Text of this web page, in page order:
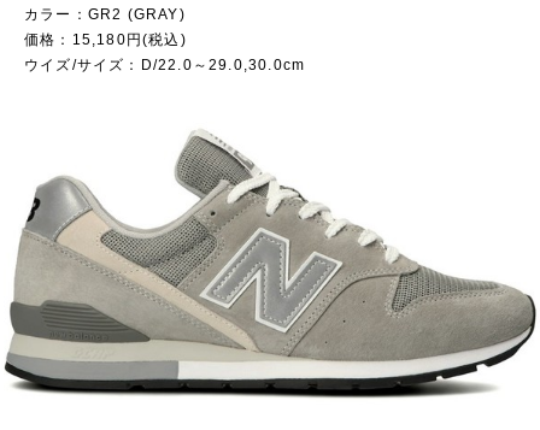
カラー：GR2 (GRAY)
価格：15,180円(税込)
ウイズ/サイズ：D/22.0～29.0,30.0cm